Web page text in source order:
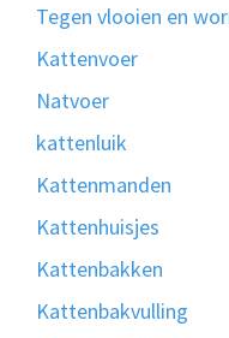
Tegen vlooien en
Kattenvoer
Natvoer
kattenluik
Kattenmanden
Kattenhuisjes
Kattenbakken
Kattenbakvulling